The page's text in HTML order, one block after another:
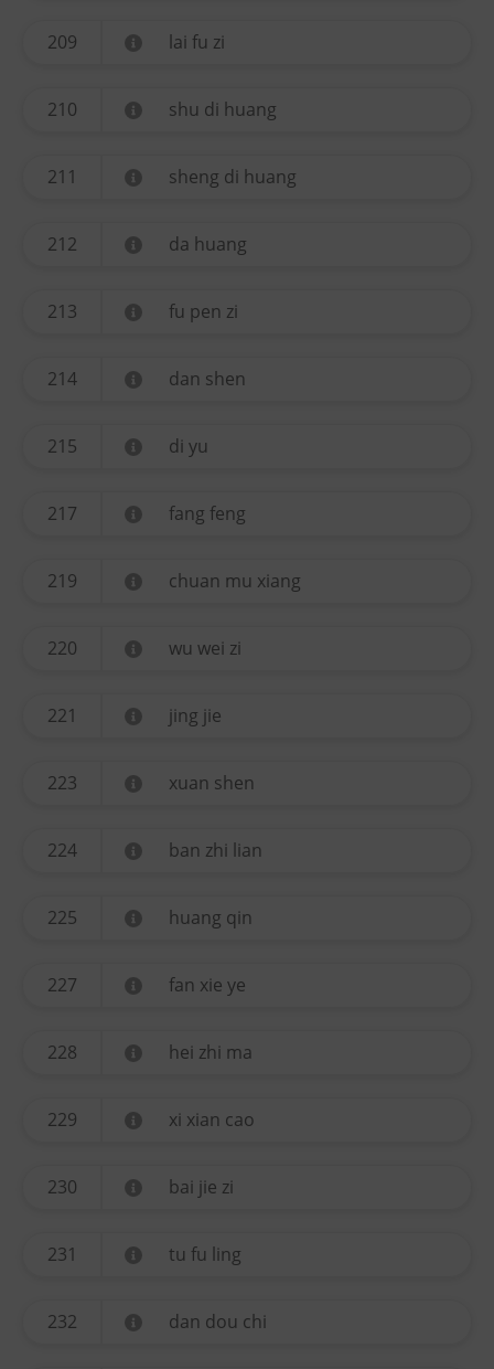
209 lai fu zi
210 shu di huang
211 sheng di huang
212 da huang
213 fu pen zi
214 dan shen
215 di yu
217 fang feng
219 chuan mu xiang
220 wu wei zi
221 jing jie
223 xuan shen
224 ban zhi lian
225 huang qin
227 fan xie ye
228 hei zhi ma
229 xi xian cao
230 bai jie zi
231 tu fu ling
232 dan dou chi